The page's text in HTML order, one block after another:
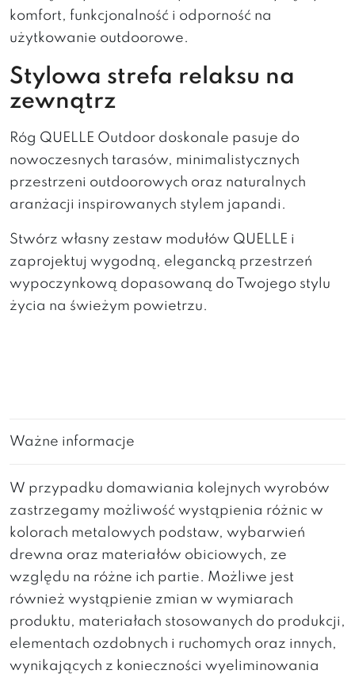
komfort, funkcjonalność i odporność na
użytkowanie outdoorowe.
Stylowa strefa relaksu na
zewnątrz
Róg QUELLE Outdoor doskonale pasuje do
nowoczesnych tarasów, minimalistycznych
przestrzeni outdoorowych oraz naturalnych
aranżacji inspirowanych stylem japandi.
Stwórz własny zestaw modułów QUELLE i
zaprojektuj wygodną, elegancką przestrzeń
wypoczynkową dopasowaną do Twojego stylu
życia na świeżym powietrzu.
Ważne informacje
W przypadku domawiania kolejnych wyrobów
zastrzegamy możliwość wystąpienia różnic w
kolorach metalowych podstaw, wybarwień
drewna oraz materiałów obiciowych, ze
względu na różne ich partie. Możliwe jest
również wystąpienie zmian w wymiarach
produktu, materiałach stosowanych do produkcji,
elementach ozdobnych i ruchomych oraz innych,
wynikających z konieczności wyeliminowania